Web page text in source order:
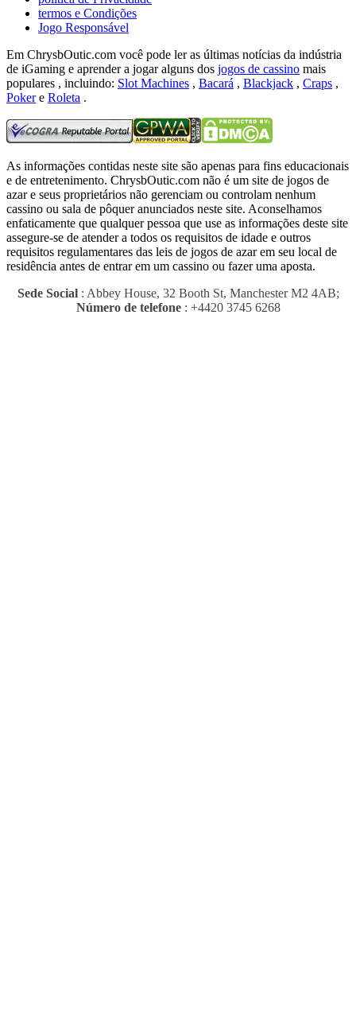
termos e Condições
Jogo Responsável
Em ChrysbOutic.com você pode ler as últimas notícias da indústria
de iGaming e aprender a jogar alguns dos jogos de cassino mais
populares , incluindo: Slot Machines , Bacará , Blackjack , Craps ,
Pokere Roleta .
As informações contidas neste site são apenas para fins educacionais
e de entretenimento. ChrysbOutic.com não é um site de jogos de
azar e seus proprietários não gerenciam ou controlam nenhum
cassino ou sala de pôquer anunciados neste site. Aconselhamos
enfaticamente que qualquer pessoa que use as informações deste site
assegure-se de atender a todos os requisitos de idade e outros
requisitos regulamentares das leis de jogos de azar em seu local de
residência antes de entrar em um cassino ou fazer uma aposta.
Sede Social: Abbey House, 32 Booth St, Manchester M2 4AB;
Número de telefone: +4420 3745 6268